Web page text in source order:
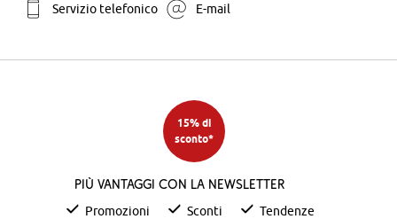
Servizio telefonico E-mail
15% di
sconto*
Più vantaggi con la newsletter
Promozioni Sconti Tendenze